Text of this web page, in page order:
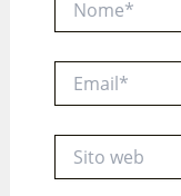
web